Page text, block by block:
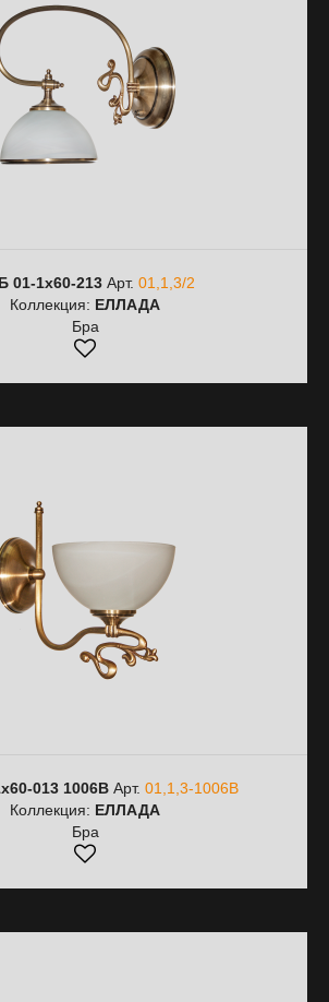
01-1х60-213Арт. 01,1,3/2
Коллекция: ЕЛЛАДА
Бра
013 1006ВАрт. 01,1,3-1006В
Коллекция: ЕЛЛАДА
Бра